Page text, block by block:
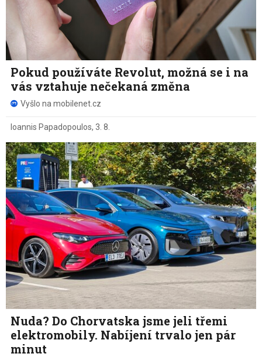
Pokud používáte Revolut, možná se i na
vás vztahuje nečekaná změna
Vyšlo na mobilenet.cz
Ioannis Papadopoulos, 3. 8.
Nuda? Do Chorvatska jsme jeli třemi
elektromobily. Nabíjení trvalo jen pár
minut